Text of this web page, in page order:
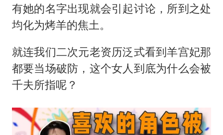
有她的名字出现就会引起讨论，所到之处
均化为烤羊的焦土。
就连我们二次元老资历泛式看到羊宫妃那
都要当场破防，这个女人到底为什么会被
千夫所指呢？